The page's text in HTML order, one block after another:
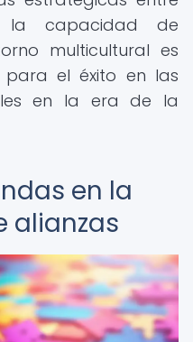
la capacidad de
multicultural es
para el éxito en las
en la era de la
en la
alianzas